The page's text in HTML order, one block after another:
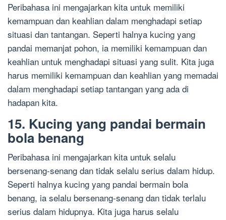
Peribahasa ini mengajarkan kita untuk memiliki
kemampuan dan keahlian dalam menghadapi setiap
situasi dan tantangan. Seperti halnya kucing yang
pandai memanjat pohon, ia memiliki kemampuan dan
keahlian untuk menghadapi situasi yang sulit. Kita juga
harus memiliki kemampuan dan keahlian yang memadai
dalam menghadapi setiap tantangan yang ada di
hadapan kita.
15. Kucing yang pandai bermain
bola benang
Peribahasa ini mengajarkan kita untuk selalu
bersenang-senang dan tidak selalu serius dalam hidup.
Seperti halnya kucing yang pandai bermain bola
benang, ia selalu bersenang-senang dan tidak terlalu
serius dalam hidupnya. Kita juga harus selalu